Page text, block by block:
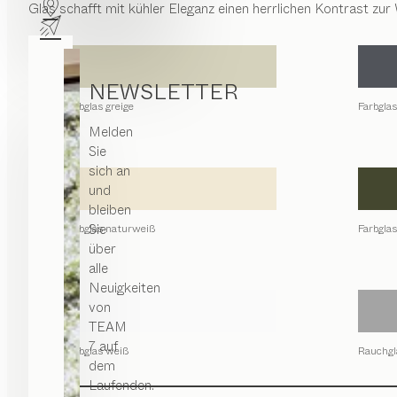
NEWSLETTER
Melden
Sie
sich an
und
bleiben
Sie
über
alle
Neuigkeiten
von
TEAM
7 auf
dem
Laufenden.
Glas schafft mit kühler Eleganz einen herrlichen Kontrast
Farbglas greige
Farbglas naturweiß
Farbglas weiß